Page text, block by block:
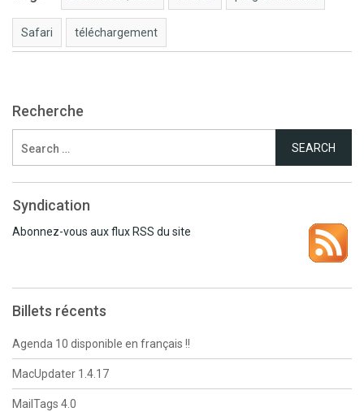
Safari téléchargement
Recherche
for:
Syndication
Abonnez-vous aux flux RSS du site
Billets récents
Agenda 10 disponible en français !!
MacUpdater 1.4.17
MailTags 4.0